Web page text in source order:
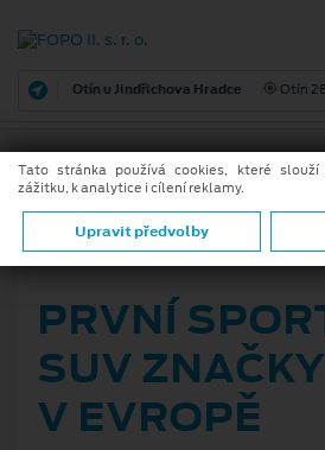
Otín u Jindřichova Hradce Otín
24. 9. 2020
PRVNÍ
SUV
V EVROPĚ
Tato stránka používá cookies, které
zážitku, k analytice i cílení reklamy.
Upravit předvolby